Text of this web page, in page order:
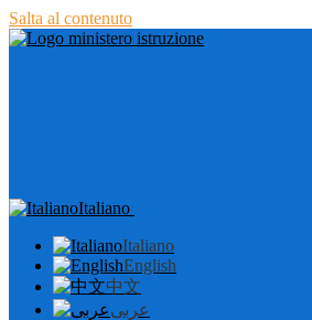
Salta al contenuto
Italiano
Italiano
English
中文
عربى